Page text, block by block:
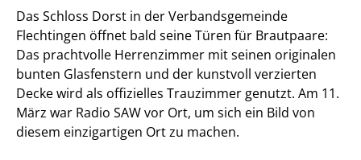
Das Schloss Dorst in der Verbandsgemeinde
Flechtingen öffnet bald seine Türen für Brautpaare:
Das prachtvolle Herrenzimmer mit seinen originalen
bunten Glasfenstern und der kunstvoll verzierten
Decke wird als offizielles Trauzimmer genutzt. Am 11.
März war Radio SAW vor Ort, um sich ein Bild von
diesem einzigartigen Ort zu machen.